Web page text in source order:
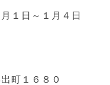
１日～１月４日
町１６８０